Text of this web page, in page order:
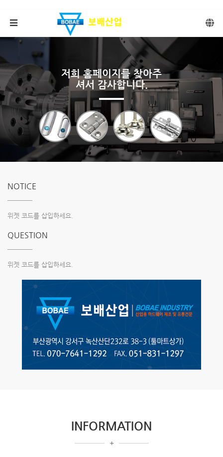
메뉴 건너뛰기
저희 홈페이지를 찾아주
셔서 감사합니다.
NOTICE
위젯 코드를 삽입하세요.
QUESTION
위젯 코드를 삽입하세요.
INFORMATION
+